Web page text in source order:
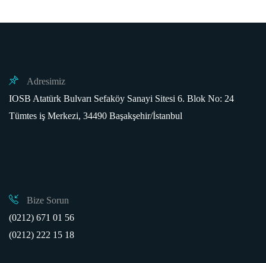
Adresimiz
IOSB Atatürk Bulvarı Sefaköy Sanayi Sitesi 6. Blok No: 24
Tümtes iş Merkezi, 34490 Başakşehir/İstanbul
Bize Sorun
(0212) 671 01 56
(0212) 222 15 18